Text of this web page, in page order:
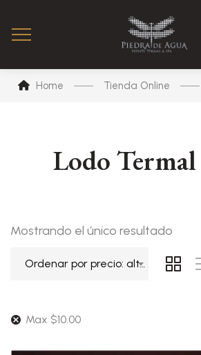
Home Tienda Online
Lodo
Mostrando el único resultado
Ordenar por precio: alto a bajo
Max $10.00